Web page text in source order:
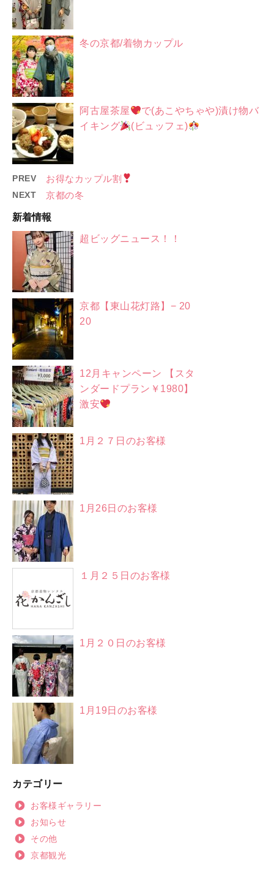
冬の京都/着物カップル
阿古屋茶屋
で(あこやちゃや)漬け物バ
イキング
(ビュッフェ)
PREV お得なカップル割
NEXT 京都の冬
新着情報
超ビッグニュース！！
京都【東山花灯路】− 20
20
12月キャンペーン 【スタ
ンダードプラン￥1980】
激安
1月２７日のお客様
1月26日のお客様
１月２５日のお客様
1月２０日のお客様
1月19日のお客様
カテゴリー
お客様ギャラリー
お知らせ
その他
京都観光